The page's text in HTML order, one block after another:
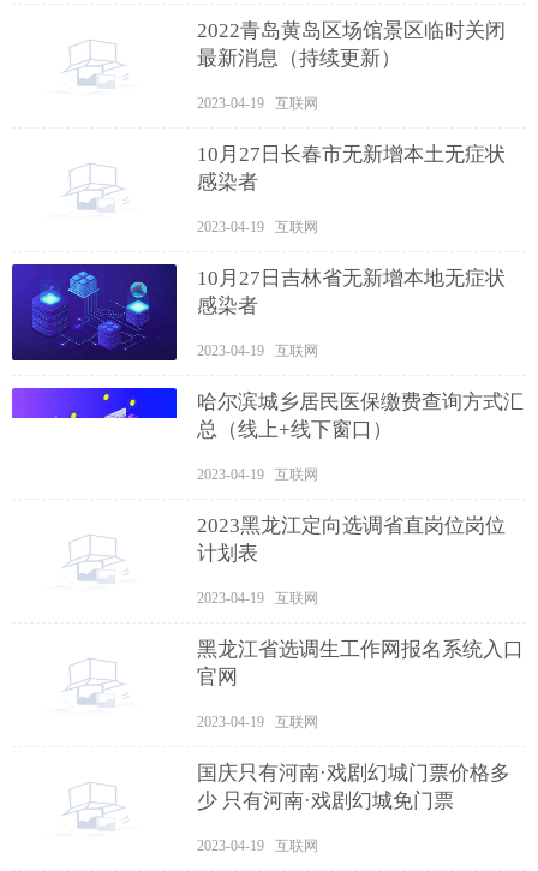
2022青岛黄岛区场馆景区临时关闭
最新消息（持续更新）
2023-04-19 互联网
10月27日长春市无新增本土无症状
感染者
2023-04-19 互联网
10月27日吉林省无新增本地无症状
感染者
2023-04-19 互联网
哈尔滨城乡居民医保缴费查询方式汇
总（线上+线下窗口）
2023-04-19 互联网
2023黑龙江定向选调省直岗位岗位
计划表
2023-04-19 互联网
黑龙江省选调生工作网报名系统入口
官网
2023-04-19 互联网
国庆只有河南·戏剧幻城门票价格多
少 只有河南·戏剧幻城免门票
2023-04-19 互联网